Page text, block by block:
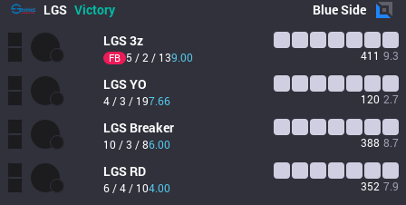
LGS Victory BlueSide
LGS3z
FB 5 / 2 / 139.00 411 9.3
LGSYO
4 / 3 / 197.66 120 2.7
LGS Breaker
10 / 3 / 86.00 388 8.7
LGS RD
6 / 4 / 104.00 352 7.9